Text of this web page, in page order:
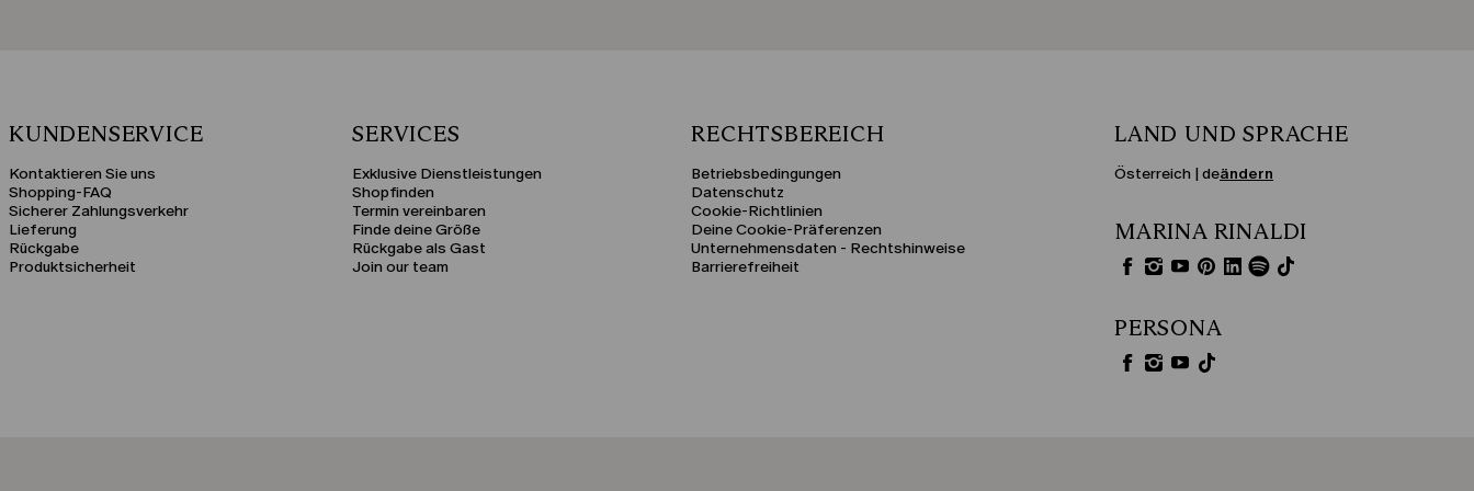
KUNDENSERVICE
Kontaktieren Sie uns
Shopping-FAQ
Sicherer Zahlungsverkehr
Lieferung
Rückgabe
Produktsicherheit
SERVICES
Exklusive Dienstleistungen
Shopfinden
Termin vereinbaren
Finde deine Größe
Rückgabe als Gast
Join our team
RECHTSBEREICH
Betriebsbedingungen
Datenschutz
Cookie-Richtlinien
Deine Cookie-Präferenzen
Unternehmensdaten - Rechtshinweise
Barrierefreiheit
LAND UND SPRACHE
Österreich | deändern
MARINA RINALDI
PERSONA